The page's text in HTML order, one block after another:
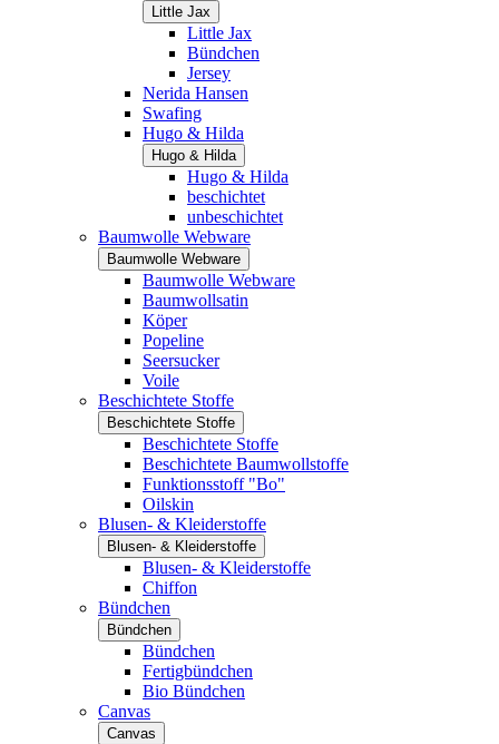
Little Jax
Little Jax
Bündchen
Jersey
Nerida Hansen
Swafing
Hugo & Hilda
Hugo & Hilda
Hugo & Hilda
beschichtet
unbeschichtet
Baumwolle Webware
Baumwolle Webware
Baumwolle Webware
Baumwollsatin
Köper
Popeline
Seersucker
Voile
Beschichtete Stoffe
Beschichtete Stoffe
Beschichtete Stoffe
Beschichtete Baumwollstoffe
Funktionsstoff "Bo"
Oilskin
Blusen- & Kleiderstoffe
Blusen- & Kleiderstoffe
Blusen- & Kleiderstoffe
Chiffon
Bündchen
Bündchen
Bündchen
Fertigbündchen
Bio Bündchen
Canvas
Canvas